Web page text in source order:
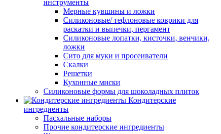
инструменты
Мерные кувшины и ложки
Силиконовые/ тефлоновые коврики для
раскатки и выпечки, пергамент
Силиконовые лопатки, кисточки, венчики,
ложки
Сито для муки и просеиватели
Скалки
Решетки
Кухонные миски
Силиконовые формы для шоколадных плиток
Кондитерские
ингредиенты
Пасхальные наборы
Прочие кондитерские ингредиенты